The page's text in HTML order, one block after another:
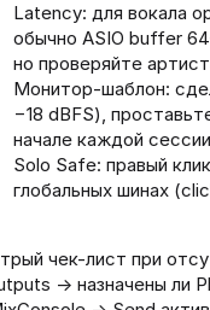
Latency: для вокала
обычно ASIO buffer
но проверяйте
Монитор‑шаблон:
−18 dBFS),
начале каждой
Solo Safe: правый
глобальных шинах
чек-лист при
→ назначены ли